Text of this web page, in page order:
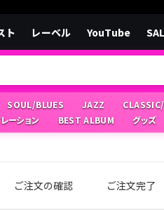
ト レーベル YouTube
SOUL/BLUES JAZZ
ーション BEST ALBUM グッズ
ご注文の確認 ご注文完了